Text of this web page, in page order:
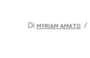
Di MYRIAM AMATO